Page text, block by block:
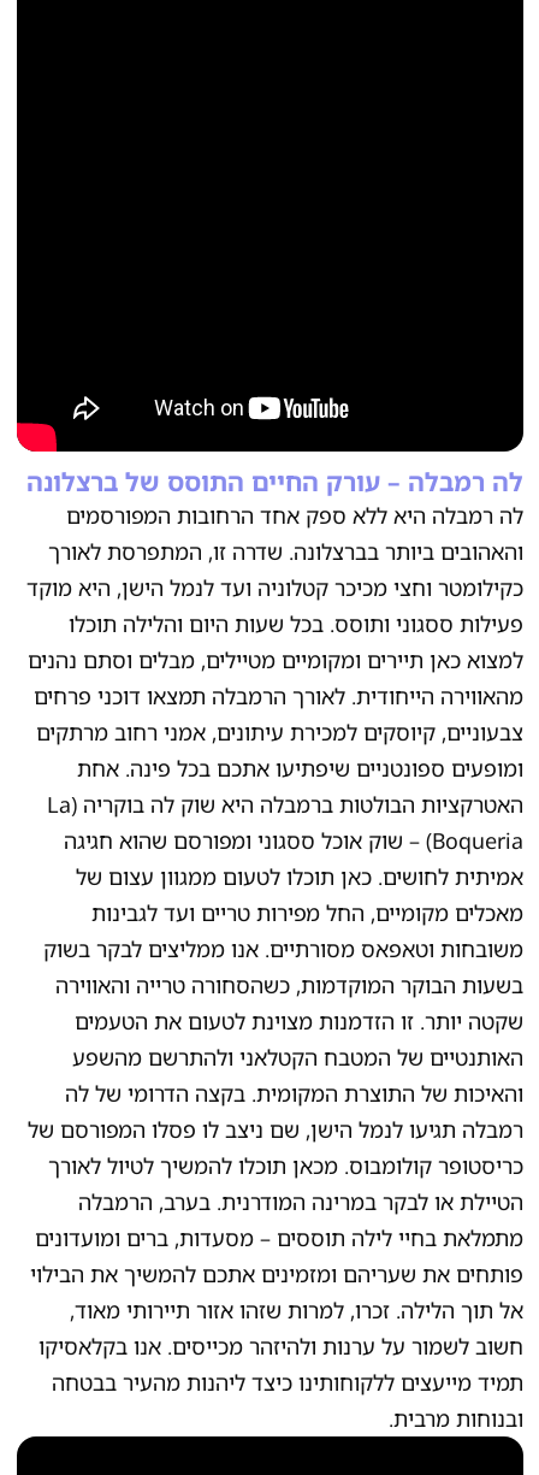
לה רמבלה – עורק החיים התוסס של ברצלונה
לה רמבלה היא ללא ספק אחד הרחובות המפורסמים
והאהובים ביותר בברצלונה. שדרה זו, המתפרסת לאורך
כקילומטר וחצי מכיכר קטלוניה ועד לנמל הישן, היא מוקד
פעילות ססגוני ותוסס. בכל שעות היום והלילה תוכלו
למצוא כאן תיירים ומקומיים מטיילים, מבלים וסתם נהנים
מהאווירה הייחודית. לאורך הרמבלה תמצאו דוכני פרחים
צבעוניים, קיוסקים למכירת עיתונים, אמני רחוב מרתקים
ומופעים ספונטניים שיפתיעו אתכם בכל פינה. אחת
האטרקציות הבולטות ברמבלה היא שוק לה בוקריה (La
Boqueria) – שוק אוכל ססגוני ומפורסם שהוא חגיגה
אמיתית לחושים. כאן תוכלו לטעום ממגוון עצום של
מאכלים מקומיים, החל מפירות טריים ועד לגבינות
משובחות וטאפאס מסורתיים. אנו ממליצים לבקר בשוק
בשעות הבוקר המוקדמות, כשהסחורה טרייה והאווירה
שקטה יותר. זו הזדמנות מצוינת לטעום את הטעמים
האותנטיים של המטבח הקטלאני ולהתרשם מהשפע
והאיכות של התוצרת המקומית. בקצה הדרומי של לה
רמבלה תגיעו לנמל הישן, שם ניצב לו פסלו המפורסם של
כריסטופר קולומבוס. מכאן תוכלו להמשיך לטיול לאורך
הטיילת או לבקר במרינה המודרנית. בערב, הרמבלה
מתמלאת בחיי לילה תוססים – מסעדות, ברים ומועדונים
פותחים את שעריהם ומזמינים אתכם להמשיך את הבילוי
אל תוך הלילה. זכרו, למרות שזהו אזור תיירותי מאוד,
חשוב לשמור על ערנות ולהיזהר מכייסים. אנו בקלאסיקו
תמיד מייעצים ללקוחותינו כיצד ליהנות מהעיר בבטחה
ובנוחות מרבית.